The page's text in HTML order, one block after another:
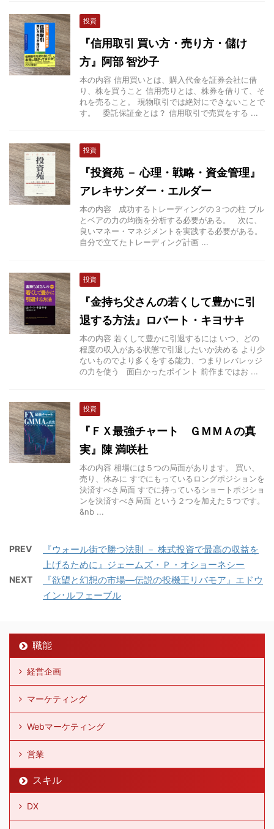
投資
『信用取引 買い方・売り方・儲け
方』阿部 智沙子
本の内容 信用買いとは、購入代金を証券会社に借
り、株を買うこと 信用売りとは、株券を借りて、そ
れを売ること。 現物取引では絶対にできないことで
す。 委託保証金とは？ 信用取引で売買をする ...
投資
『投資苑 － 心理・戦略・資金管理』
アレキサンダー・エルダー
本の内容 成功するトレーディングの３つの柱 ブル
とベアの力の均衡を分析する必要がある。 次に、
良いマネー・マネジメントを実践する必要がある。
自分で立てたトレーディング計画 ...
投資
『金持ち父さんの若くして豊かに引
退する方法』ロバート・キヨサキ
本の内容 若くして豊かに引退するには いつ、どの
程度の収入がある状態で引退したいか決める より少
ないものでより多くをする能力、つまりレバレッジ
の力を使う 面白かったポイント 前作まではお ...
投資
『ＦＸ最強チャート ＧＭＭＡの真
実』陳 満咲杜
本の内容 相場には５つの局面があります。 買い、
売り、休みに すでにもっているロングポジションを
決済すべき局面 すでに持っているショートポジショ
ンを決済すべき局面 という２つを加えた５つです。
&nb ...
PREV
『ウォール街で勝つ法則 － 株式投資で最高の収益を
上げるために』ジェームズ・Ｐ・オショーネシー
NEXT
『欲望と幻想の市場―伝説の投機王リバモア』エドウ
イン･ルフェーブル
職能
経営企画
マーケティング
Webマーケティング
営業
スキル
DX